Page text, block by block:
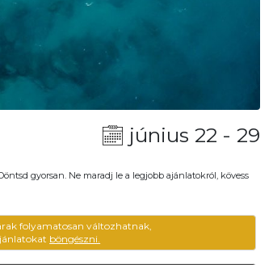
június 22 - 29
gyorsan. Ne maradj le a legjobb ajánlatokról, kövess
folyamatosan változhatnak,
böngészni.